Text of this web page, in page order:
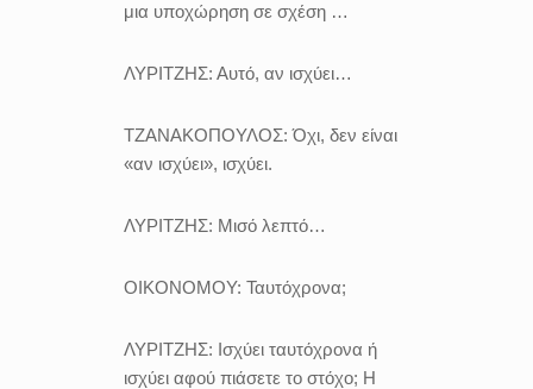
μια υποχώρηση σε σχέση …
ΛΥΡΙΤΖΗΣ: Αυτό, αν ισχύει…
ΤΖΑΝΑΚΟΠΟΥΛΟΣ:Όχι, δεν είναι
«αν ισχύει», ισχύει.
ΛΥΡΙΤΖΗΣ: Μισό λεπτό…
ΟΙΚΟΝΟΜΟΥ: Ταυτόχρονα;
ΛΥΡΙΤΖΗΣ: Ισχύει ταυτόχρονα ή
ισχύει αφού πιάσετε το στόχο; Η